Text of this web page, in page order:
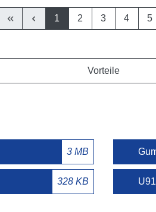
1 2 3 4 5
Vorteile
3 MB
328 KB